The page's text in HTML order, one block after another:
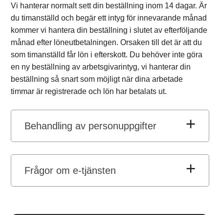
Vi hanterar normalt sett din beställning inom 14 dagar. Är
du timanställd och begär ett intyg för innevarande månad
kommer vi hantera din beställning i slutet av efterföljande
månad efter löneutbetalningen. Orsaken till det är att du
som timanställd får lön i efterskott. Du behöver inte göra
en ny beställning av arbetsgivarintyg, vi hanterar din
beställning så snart som möjligt när dina arbetade
timmar är registrerade och lön har betalats ut.
Behandling av personuppgifter
Frågor om e-tjänsten